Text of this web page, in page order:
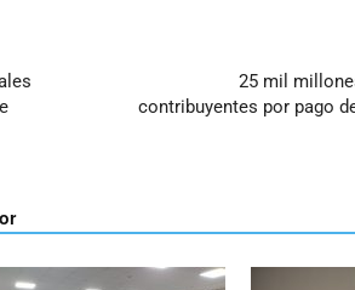
25 mil
contribuyentes por pago